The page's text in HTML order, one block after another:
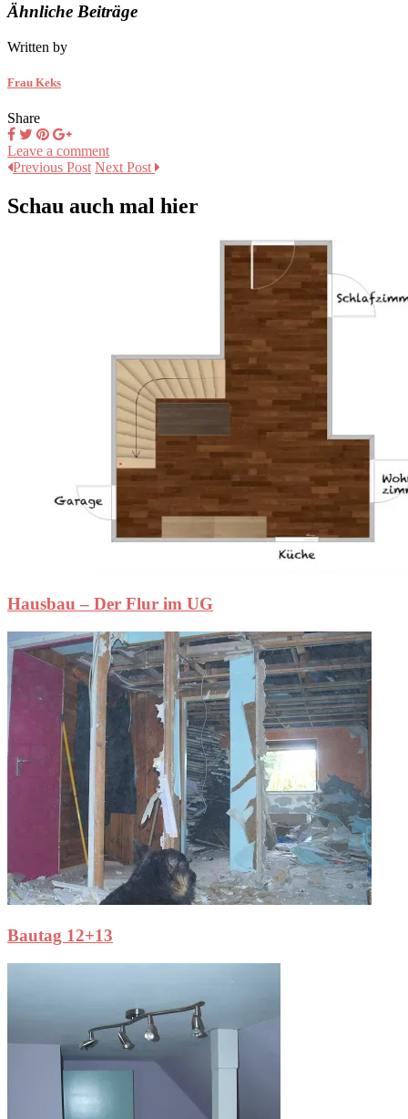
Ähnliche Beiträge
Written by
Frau Keks
Share
Leave a comment
Previous Post Next Post
Schau auch mal hier
Hausbau – Der Flur im UG
Bautag 12+13